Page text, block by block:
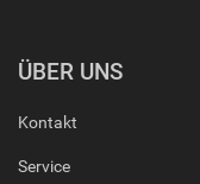
ÜBER UNS
Kontakt
Service